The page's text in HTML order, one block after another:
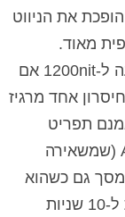
את הניווט
מאוד.
בהירות המסך טובה מאוד גם היא, ומגיעה ל-1200nit אם
אחד מרגיז
תפריט
הגדרות עבור תכונת Always On Display (שמשאירה
גם כשהוא
כבוי), אבל בפועל האפשרות הזו מוגבלת ל-10 שניות